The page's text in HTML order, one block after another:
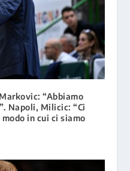
“Abbiamo
Napoli, Milicic: “Ci
in cui ci siamo